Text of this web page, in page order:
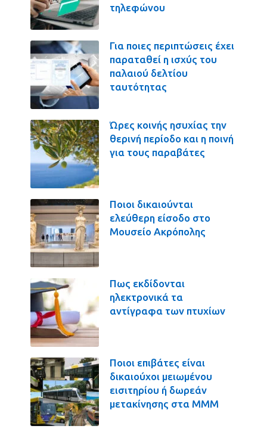
τηλεφώνου
Για ποιες περιπτώσεις έχει
παραταθεί η ισχύς του
παλαιού δελτίου
ταυτότητας
Ώρες κοινής ησυχίας την
θερινή περίοδο και η ποινή
για τους παραβάτες
Ποιοι δικαιούνται
ελεύθερη είσοδο στο
Μουσείο Ακρόπολης
Πως εκδίδονται
ηλεκτρονικά τα
αντίγραφα των πτυχίων
Ποιοι επιβάτες είναι
δικαιούχοι μειωμένου
εισιτηρίου ή δωρεάν
μετακίνησης στα ΜΜΜ